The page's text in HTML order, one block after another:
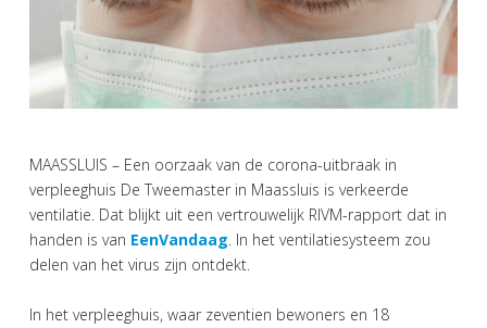
MAASSLUIS – Een oorzaak van de corona-uitbraak in
verpleeghuis De Tweemaster in Maassluis is verkeerde
ventilatie. Dat blijkt uit een vertrouwelijk RIVM-rapport dat in
handen is van EenVandaag. In het ventilatiesysteem zou
delen van het virus zijn ontdekt.
In het verpleeghuis, waar zeventien bewoners en 18